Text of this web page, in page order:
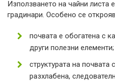
Използването на чайни листа
градинари. Особено се
почвата е обогатена с
други полезни елементи;
структурата на почвата
разхлабена,